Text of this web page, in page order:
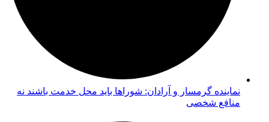
نماینده گرمسار و آرادان: شوراها باید محل خدمت باشند نه
منافع شخصی